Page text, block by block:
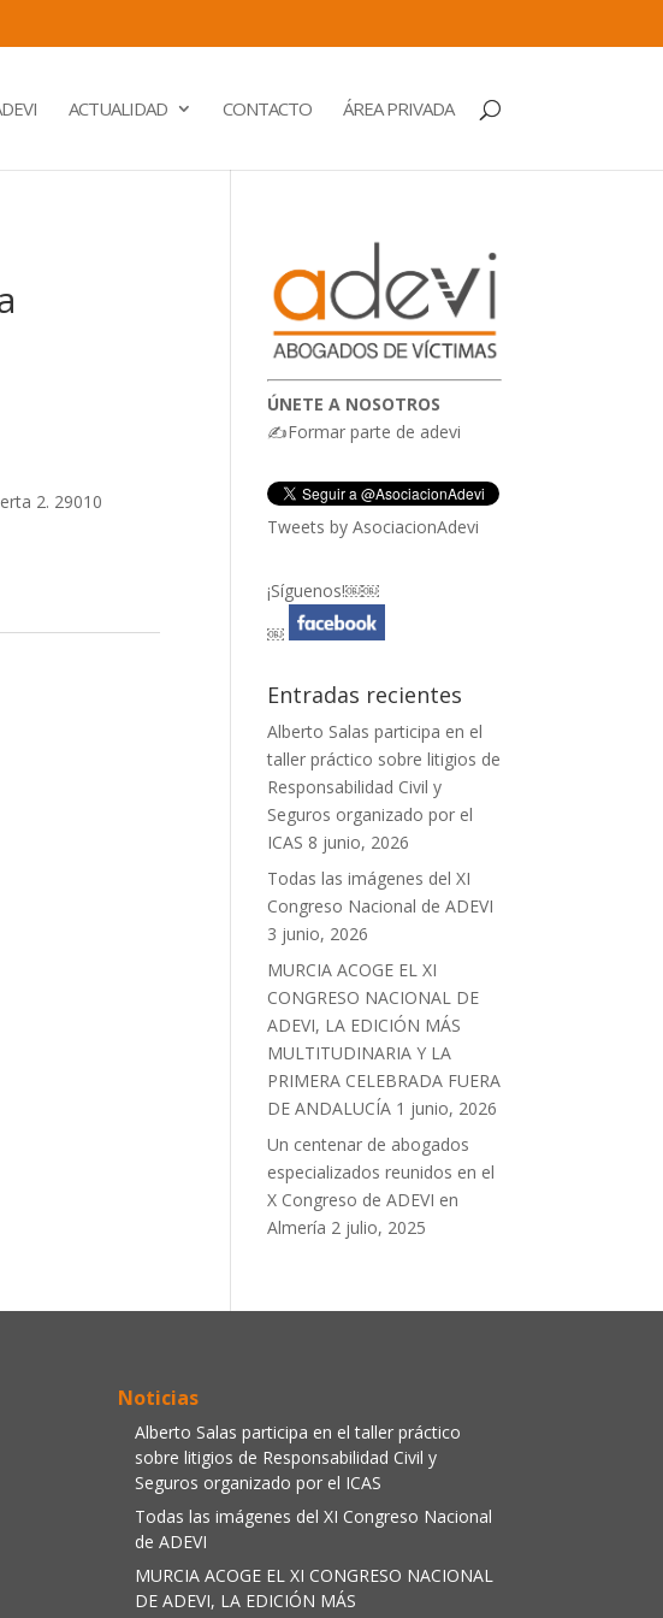
ACTUALIDAD CONTACTO ÁREA PRIVADA
2. 29010
ÚNETE A NOSOTROS
✍Formar parte de adevi
Tweets by AsociacionAdevi
¡Síguenos!￼￼
￼
Entradas recientes
Alberto Salas participa en el
taller práctico sobre litigios de
Responsabilidad Civil y
Seguros organizado por el
ICAS 8 junio, 2026
Todas las imágenes del XI
Congreso Nacional de ADEVI
3 junio, 2026
MURCIA ACOGE EL XI
CONGRESO NACIONAL DE
ADEVI, LA EDICIÓN MÁS
MULTITUDINARIA Y LA
PRIMERA CELEBRADA FUERA
DE ANDALUCÍA 1 junio, 2026
Un centenar de abogados
especializados reunidos en el
X Congreso de ADEVI en
Almería 2 julio, 2025
Noticias
Alberto Salas participa en el taller práctico
sobre litigios de Responsabilidad Civil y
Seguros organizado por el ICAS
Todas las imágenes del XI Congreso Nacional
de ADEVI
MURCIA ACOGE EL XI CONGRESO NACIONAL
DE ADEVI, LA EDICIÓN MÁS